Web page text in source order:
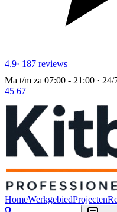
4.9· 187 reviews
Ma t/m za 07:00 - 21:00 ·
45 67
HomeWerkgebiedProjecten